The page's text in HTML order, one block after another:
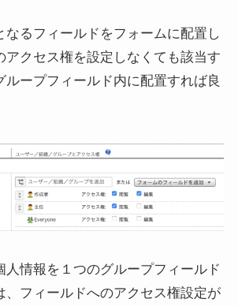
なるフィールドをフォームに配置し
アクセス権を設定しなくても該当す
ループフィールド内に配置すれば良
人情報を１つのグループフィールド
、フィールドへのアクセス権設定が